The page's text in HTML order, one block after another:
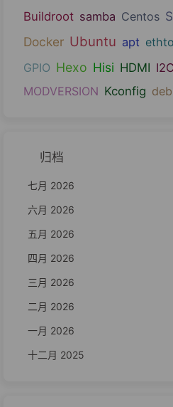
Buildroot samba Centos
Docker Ubuntu apt
GPIO Hexo Hisi HDMI I2C
MODVERSION Kconfig
归档
七月 2026
六月 2026
五月 2026
四月 2026
三月 2026
二月 2026
一月 2026
十二月 2025